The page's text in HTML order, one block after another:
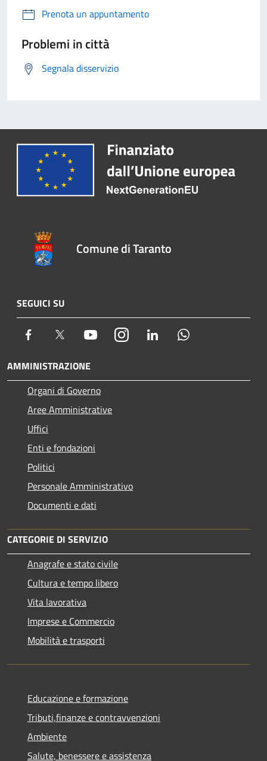
Prenota un appuntamento
Problemi in città
Segnala disservizio
Comune di Taranto
SEGUICI SU
Facebook Twitter YoutubeInstagram LinkedIn
AMMINISTRAZIONE
Organi di Governo
Aree Amministrative
Uffici
Enti e fondazioni
Politici
Personale Amministrativo
Documenti e dati
CATEGORIE DI SERVIZIO
Anagrafe e stato civile
Cultura e tempo libero
Vita lavorativa
Imprese e Commercio
Mobilità e trasporti
Educazione e formazione
Tributi,finanze e contravvenzioni
Ambiente
Salute, benessere e assistenza